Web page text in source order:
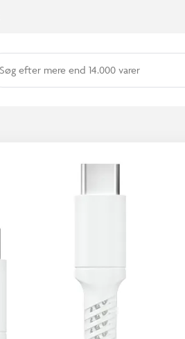
mere end 14.000 varer